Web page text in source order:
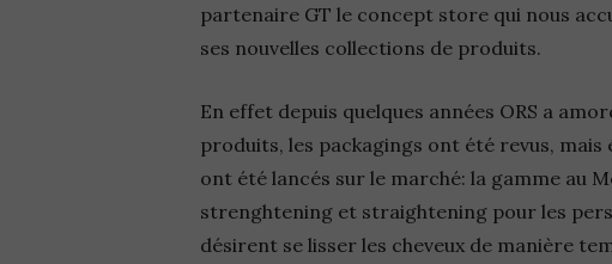
partenaire GT le concept store qui nous
ses nouvelles collections de produits.
En effet depuis quelques années ORS a
produits, les packagings ont été revus,
ont été lancés sur le marché: la gamme au
strenghtening et straightening pour les
désirent se lisser les cheveux de manière